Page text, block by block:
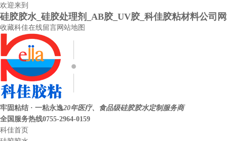
欢迎来到
硅胶胶水_硅胶处理剂_AB胶_UV胶_科佳胶粘材料公司
收藏科佳在线留言网站地图
牢固粘结 · 一粘永逸20年医疗、食品级硅胶胶水定制服务商
全国服务热线0755-2964-0159
科佳首页